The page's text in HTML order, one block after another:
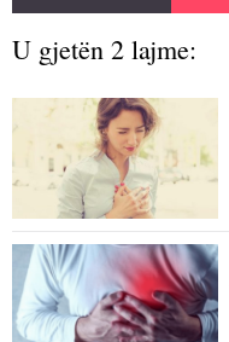
U gjetën 2 lajme: